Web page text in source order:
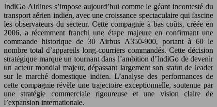
IndiGo Airlines s’impose aujourd’hui comme le géant incontesté du
transport aérien indien, avec une croissance spectaculaire qui fascine
les observateurs du secteur. Cette compagnie à bas coûts, créée en
2006, a récemment franchi une étape majeure en confirmant une
commande historique de 30 Airbus A350-900, portant à 60 le
nombre total d’appareils long-courriers commandés. Cette décision
stratégique marque un tournant dans l’ambition d’IndiGo de devenir
un acteur mondial majeur, dépassant largement son statut de leader
sur le marché domestique indien. L’analyse des performances de
cette compagnie révèle une trajectoire exceptionnelle, soutenue par
une stratégie commerciale rigoureuse et une vision claire de
l’expansion internationale.